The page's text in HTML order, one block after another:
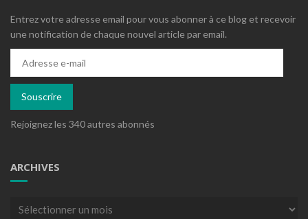
Entrez votre adresse email pour vous abonner à ce blog et recevoir
une notification de chaque nouvel article par email.
mail
Souscrire
Rejoignez les 340 autres abonnés
ARCHIVES
Archives